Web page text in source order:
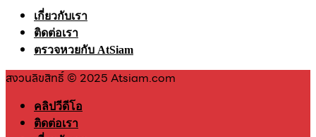
เกี่ยวกับเรา
ติดต่อเรา
ตรวจหวยกับ AtSiam
สงวนลิขสิทธิ์ © 2025 Atsiam.com
คลิปวีดีโอ
ติดต่อเรา